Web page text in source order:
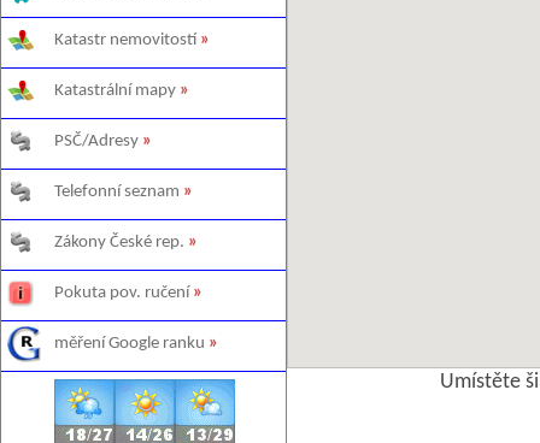
Katastr nemovitostí »
Katastrální mapy »
PSČ/Adresy »
Telefonní seznam »
Zákony České rep. »
Pokuta pov. ručení »
měření Google ranku »
Umístěte